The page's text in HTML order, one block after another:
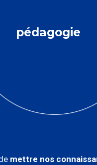
pédagogie
mettre nos